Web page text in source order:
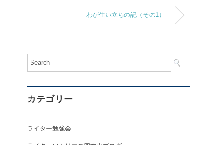
わが生い立ちの記（その1）
カテゴリー
ライター勉強会